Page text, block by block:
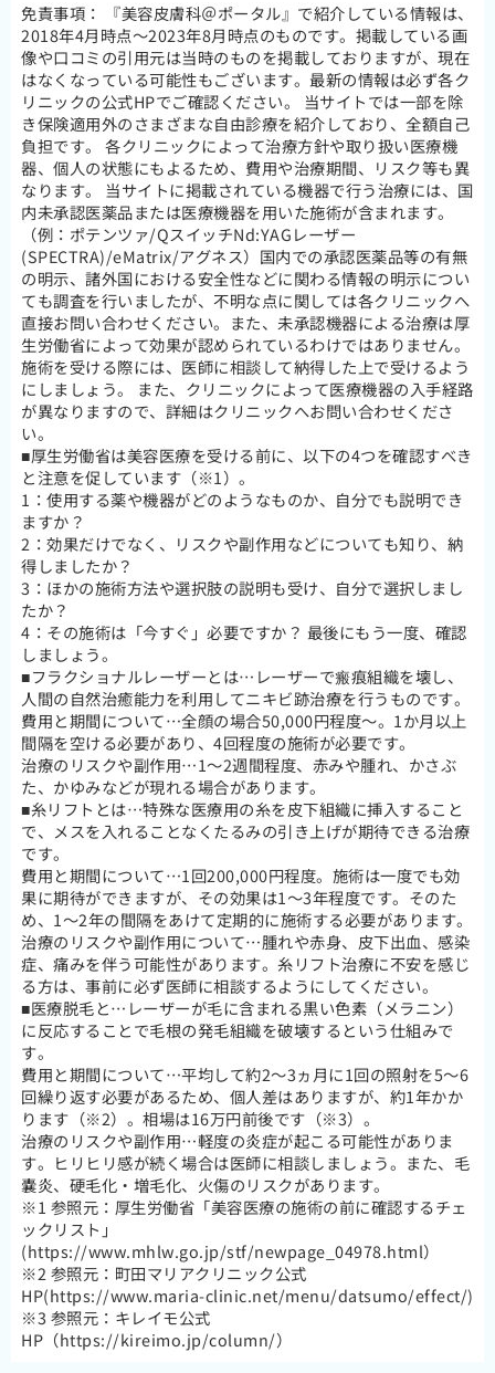
免責事項：
『美容皮膚科＠ポータル』で紹介している情報は、
2018年4月時点～2023年8月時点のものです。掲載している画
像や口コミの引用元は当時のものを掲載しておりますが、現在
はなくなっている可能性もございます。最新の情報は必ず各ク
リニックの公式HPでご確認ください。 当サイトでは一部を除
き保険適用外のさまざまな自由診療を紹介しており、全額自己
負担です。 各クリニックによって治療方針や取り扱い医療機
器、個人の状態にもよるため、費用や治療期間、リスク等も異
なります。 当サイトに掲載されている機器で行う治療には、国
内未承認医薬品または医療機器を用いた施術が含まれます。
（例：ポテンツァ/QスイッチNd:YAGレーザー
(SPECTRA)/eMatrix/アグネス）国内での承認医薬品等の有無
の明示、諸外国における安全性などに関わる情報の明示につい
ても調査を行いましたが、不明な点に関しては各クリニックへ
直接お問い合わせください。また、未承認機器による治療は厚
生労働省によって効果が認められているわけではありません。
施術を受ける際には、医師に相談して納得した上で受けるよう
にしましょう。 また、クリニックによって医療機器の入手経路
が異なりますので、詳細はクリニックへお問い合わせくださ
い。
■厚生労働省は美容医療を受ける前に、以下の4つを確認すべき
と注意を促しています（※1）。
1：使用する薬や機器がどのようなものか、自分でも説明でき
ますか？
2：効果だけでなく、リスクや副作用などについても知り、納
得しましたか？
3：ほかの施術方法や選択肢の説明も受け、自分で選択しまし
たか？
4：その施術は「今すぐ」必要ですか？ 最後にもう一度、確認
しましょう。
■フラクショナルレーザーとは…レーザーで瘢痕組織を壊し、
人間の自然治癒能力を利用してニキビ跡治療を行うものです。
費用と期間について…全顔の場合50,000円程度～。1か月以上
間隔を空ける必要があり、4回程度の施術が必要です。
治療のリスクや副作用…1～2週間程度、赤みや腫れ、かさぶ
た、かゆみなどが現れる場合があります。
■糸リフトとは…特殊な医療用の糸を皮下組織に挿入すること
で、メスを入れることなくたるみの引き上げが期待できる治療
です。
費用と期間について…1回200,000円程度。施術は一度でも効
果に期待ができますが、その効果は1～3年程度です。そのた
め、1～2年の間隔をあけて定期的に施術する必要があります。
治療のリスクや副作用について…腫れや赤身、皮下出血、感染
症、痛みを伴う可能性があります。糸リフト治療に不安を感じ
る方は、事前に必ず医師に相談するようにしてください。
■医療脱毛と…レーザーが毛に含まれる黒い色素（メラニン）
に反応することで毛根の発毛組織を破壊するという仕組みで
す。
費用と期間について…平均して約2～3ヵ月に1回の照射を5～6
回繰り返す必要があるため、個人差はありますが、約1年かか
ります（※2）。相場は16万円前後です（※3）。
治療のリスクや副作用…軽度の炎症が起こる可能性がありま
す。ヒリヒリ感が続く場合は医師に相談しましょう。また、毛
嚢炎、硬毛化・増毛化、火傷のリスクがあります。
※1 参照元：厚生労働省「美容医療の施術の前に確認するチェ
ックリスト」
(https://www.mhlw.go.jp/stf/newpage_04978.html）
※2 参照元：町田マリアクリニック公式
HP(https://www.maria-clinic.net/menu/datsumo/effect/)
※3 参照元：キレイモ公式
HP（https://kireimo.jp/column/）